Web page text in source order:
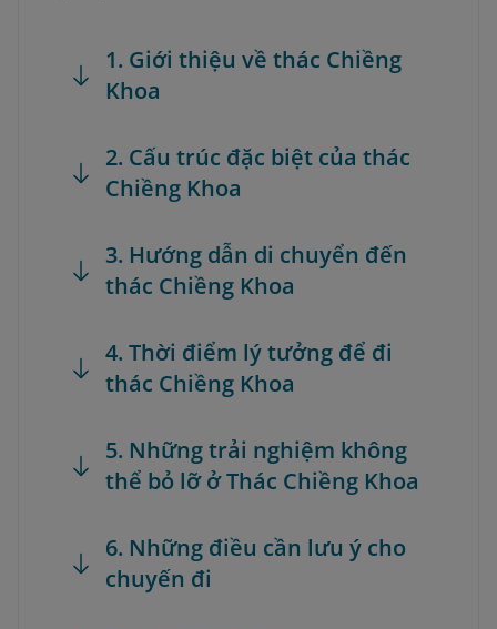
1. Giới thiệu về thác Chiềng
Khoa
2. Cấu trúc đặc biệt của thác
Chiềng Khoa
3. Hướng dẫn di chuyển đến
thác Chiềng Khoa
4. Thời điểm lý tưởng để đi
thác Chiềng Khoa
5. Những trải nghiệm không
thể bỏ lỡ ở Thác Chiềng Khoa
6. Những điều cần lưu ý cho
chuyến đi